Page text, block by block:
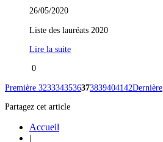
26/05/2020
Liste des lauréats 2020
Lire la suite
0
Première 3233343536373839404142Dernière
Partagez cet article
Accueil
|